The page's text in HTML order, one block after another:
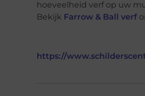
hoeveelheid verf op uw
Bekijk Farrow & Ball verf
https://